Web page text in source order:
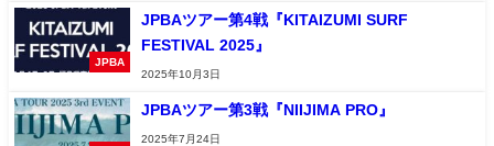
JPBA
JPBAツアー第4戦『KITAIZUMI SURF
FESTIVAL 2025』
2025年10月3日
JPBAツアー第3戦『NIIJIMA PRO』
2025年7月24日